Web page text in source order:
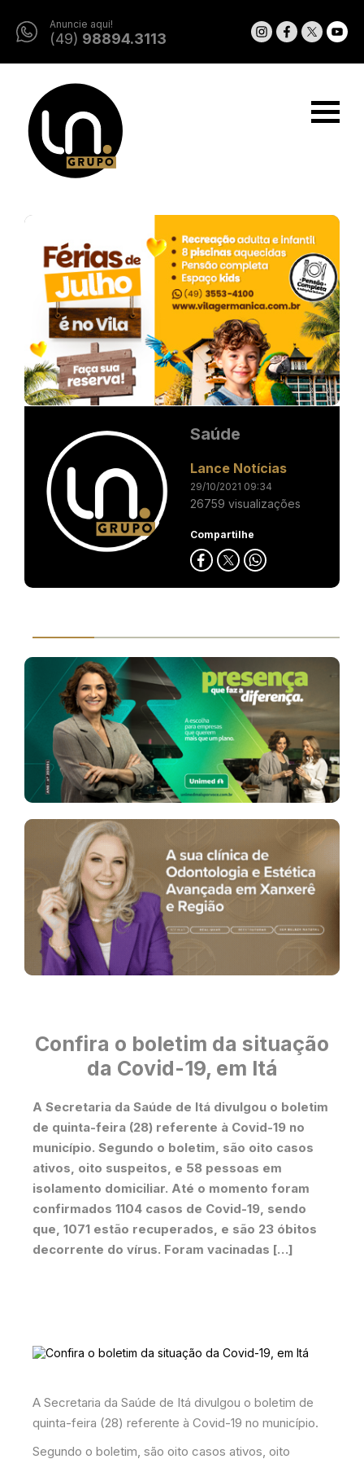
Anuncie aqui!
(49) 98894.3113
Saúde
Lance Notícias
29/10/2021 09:34
26759 visualizações
Compartilhe
Confira o boletim da situação
da Covid-19, em Itá
A Secretaria da Saúde de Itá divulgou o boletim
de quinta-feira (28) referente à Covid-19 no
município. Segundo o boletim, são oito casos
ativos, oito suspeitos, e 58 pessoas em
isolamento domiciliar. Até o momento foram
confirmados 1104 casos de Covid-19, sendo
que, 1071 estão recuperados, e são 23 óbitos
decorrente do vírus. Foram vacinadas […]
A Secretaria da Saúde de Itá divulgou o boletim de
quinta-feira (28) referente à Covid-19 no município.
Segundo o boletim, são oito casos ativos, oito